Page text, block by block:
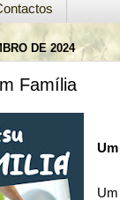
DE 2024
Família